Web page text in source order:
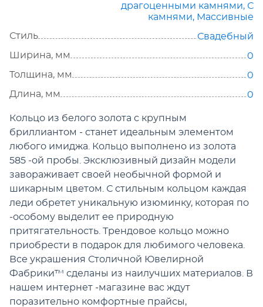
драгоценными камнями, С
камнями, Массивные
Стиль
Свадебный
Ширина, мм
0
Толщина, мм
0
Длина, мм
0
Кольцо из белого золота с крупным
бриллиантом - станет идеальным элементом
любого имиджа. Кольцо выполнено из золота
585 -ой пробы. Эксклюзивный дизайн модели
завораживает своей необычной формой и
шикарным цветом. С стильным кольцом каждая
леди обретет уникальную изюминку, которая по
-особому выделит ее природную
притягательность. Трендовое кольцо можно
приобрести в подарок для любимого человека.
Все украшения Столичной Ювелирной
Фабрики™ сделаны из наилучших материалов. В
нашем интернет -магазине вас ждут
поразительно комфортные прайсы,